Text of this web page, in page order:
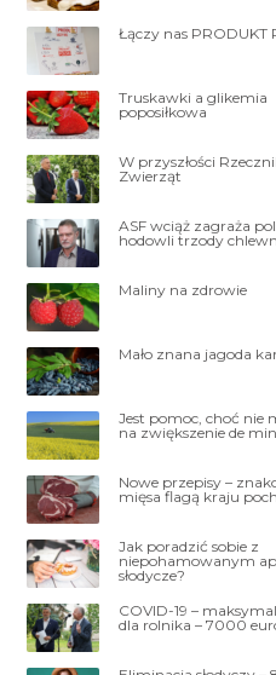
Łączy nas PRODUKT
Truskawki a glikemia
poposiłkowa
W przyszłości
Zwierząt
ASF wciąż zagraża
hodowli trzody
Maliny na zdrowie
Mało znana jagoda
Jest pomoc, choć nie
na zwiększenie de
Nowe przepisy –
mięsa flagą kraju
Jak poradzić sobie z
niepohamowanym
słodycze?
COVID-19 –
dla rolnika – 7000